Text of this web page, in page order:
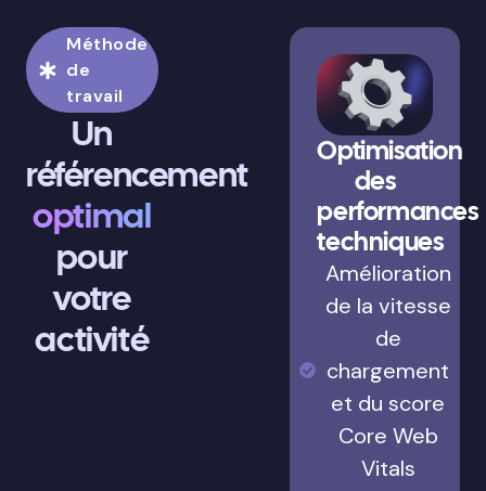
Méthode
de
travail
Un
référencement
optimal
pour
votre
activité
Optimisation
des
performances
techniques
Amélioration
de la vitesse
de
chargement
et du score
Core Web
Vitals